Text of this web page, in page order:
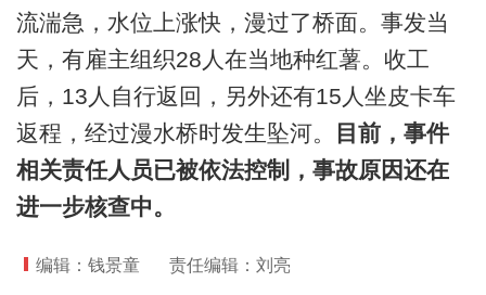
流湍急，水位上涨快，漫过了桥面。事发当
天，有雇主组织28人在当地种红薯。收工
后，13人自行返回，另外还有15人坐皮卡车
返程，经过漫水桥时发生坠河。
目前，事件
相关责任人员已被依法控制，事故原因还在
进一步核查中。
编辑：钱景童 责任编辑：刘亮